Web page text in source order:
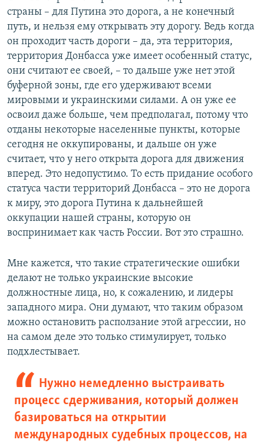
страны – для Путина это дорога, а не конечный
путь, и нельзя ему открывать эту дорогу. Ведь когда
он проходит часть дороги – да, эта территория,
территория Донбасса уже имеет особенный статус,
они считают ее своей, – то дальше уже нет этой
буферной зоны, где его удерживают всеми
мировыми и украинскими силами. А он уже ее
освоил даже больше, чем предполагал, потому что
отданы некоторые населенные пункты, которые
сегодня не оккупированы, и дальше он уже
считает, что у него открыта дорога для движения
вперед. Это недопустимо. То есть придание особого
статуса части территорий Донбасса – это не дорога
к миру, это дорога Путина к дальнейшей
оккупации нашей страны, которую он
воспринимает как часть России. Вот это страшно.
Мне кажется, что такие стратегические ошибки
делают не только украинские высокие
должностные лица, но, к сожалению, и лидеры
западного мира. Они думают, что таким образом
можно остановить расползание этой агрессии, но
на самом деле это только стимулирует, только
подхлестывает.
Нужно немедленно выстраивать
процесс сдерживания, который должен
базироваться на открытии
международных судебных процессов, на